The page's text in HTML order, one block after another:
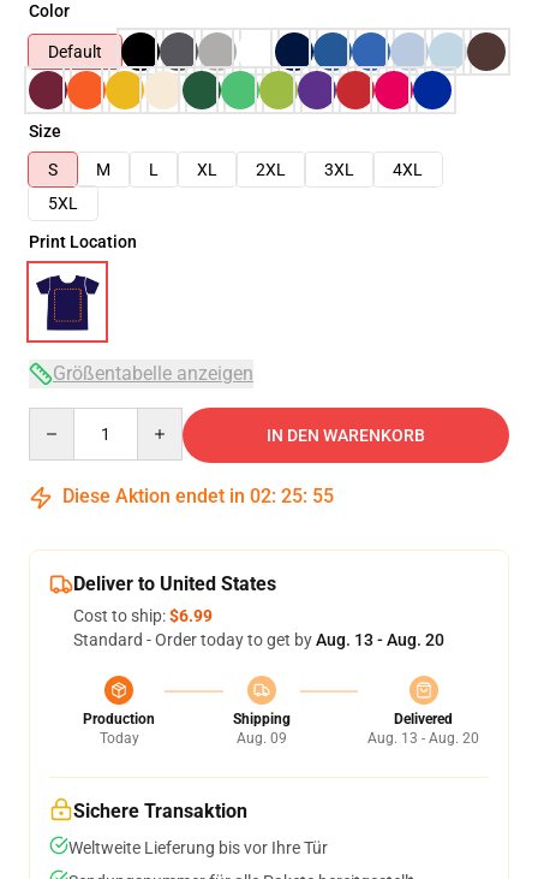
Color
Default
Size
S
M L XL 2XL 3XL
4XL
5XL
Print Location
Größentabelle anzeigen
IN DEN WARENKORB
Diese Aktion endet in 02: 25: 54
Deliver to United States
Cost to ship:$6.99
Standard - Order today to get byAug. 13 - Aug. 20
Production
Today
Shipping
Aug. 09
Delivered
Aug. 13 - Aug. 20
Sichere Transaktion
Weltweite Lieferung bis vor Ihre Tür